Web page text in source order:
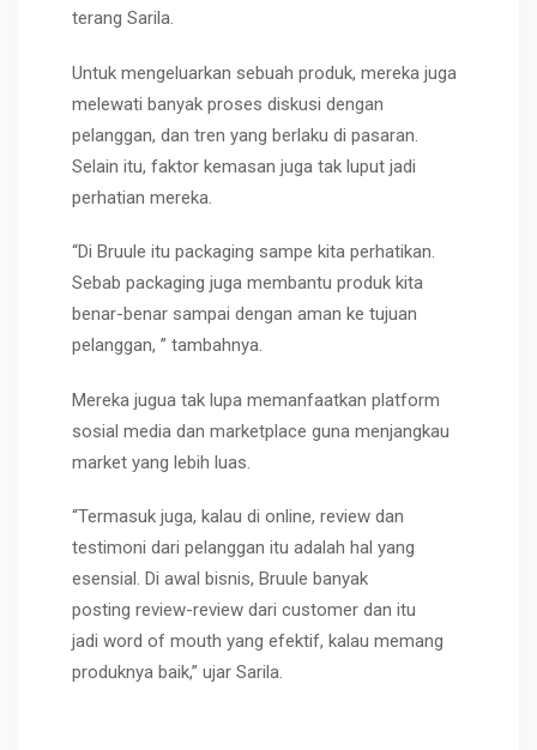
terang Sarila.
Untuk mengeluarkan sebuah produk, mereka juga
melewati banyak proses diskusi dengan
pelanggan, dan tren yang berlaku di pasaran.
Selain itu, faktor kemasan juga tak luput jadi
perhatian mereka.
“Di Bruule itu packaging sampe kita perhatikan.
Sebab packaging juga membantu produk kita
benar-benar sampai dengan aman ke tujuan
pelanggan, ” tambahnya.
Mereka jugua tak lupa memanfaatkan platform
sosial media dan marketplace guna menjangkau
market yang lebih luas.
“Termasuk juga, kalau di online, review dan
testimoni dari pelanggan itu adalah hal yang
esensial. Di awal bisnis, Bruule banyak
posting review-review dari customer dan itu
jadi word of mouth yang efektif, kalau memang
produknya baik,” ujar Sarila.